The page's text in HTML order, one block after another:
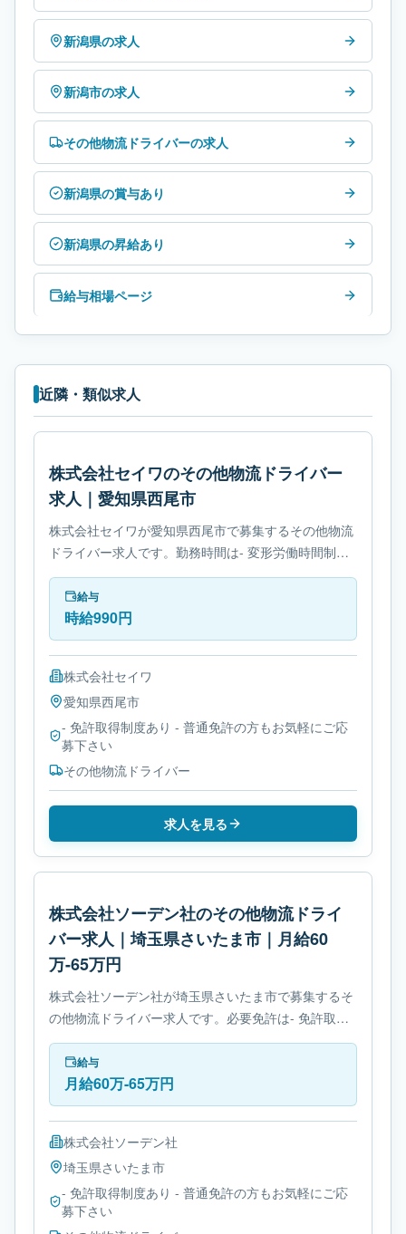
新潟県の求人
新潟市の求人
その他物流ドライバーの求人
新潟県の賞与あり
新潟県の昇給あり
給与相場ページ
近隣・類似求人
株式会社セイワのその他物流ドライバー
求人｜愛知県西尾市
株式会社セイワが愛知県西尾市で募集するその他物流
ドライバー求人です。勤務時間は- 変形労働時間制で
す。必要免許は- 免許取得制度ありです。
給与
時給990円
株式会社セイワ
愛知県西尾市
- 免許取得制度あり - 普通免許の方もお気軽にご応
募下さい
その他物流ドライバー
求人を見る
株式会社ソーデン社のその他物流ドライ
バー求人｜埼玉県さいたま市｜月給60
万-65万円
株式会社ソーデン社が埼玉県さいたま市で募集するそ
の他物流ドライバー求人です。必要免許は- 免許取得
制度ありです。
給与
月給60万-65万円
株式会社ソーデン社
埼玉県さいたま市
- 免許取得制度あり - 普通免許の方もお気軽にご応
募下さい